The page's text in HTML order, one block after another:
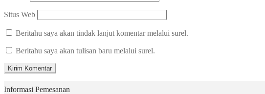
Situs Web
Beritahu saya akan tindak lanjut komentar melalui surel.
Beritahu saya akan tulisan baru melalui surel.
Informasi Pemesanan